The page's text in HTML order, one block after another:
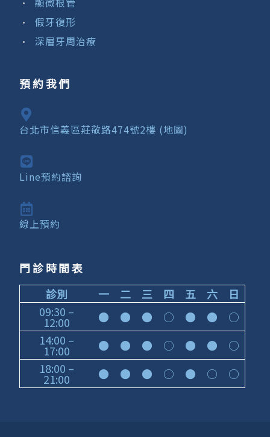
假牙復形
深層牙周治療
預約我們
台北市信義區莊敬路474號2樓 (地圖)
Line預約諮詢
線上預約
門診時間表
診別
一 二 三 四 五 六
日
09:30 –
12:00 ● ● ● ○ ● ●
○
14:00 –
17:00 ● ● ● ○ ● ●
○
18:00 –
21:00 ● ● ● ○ ● ○ ○